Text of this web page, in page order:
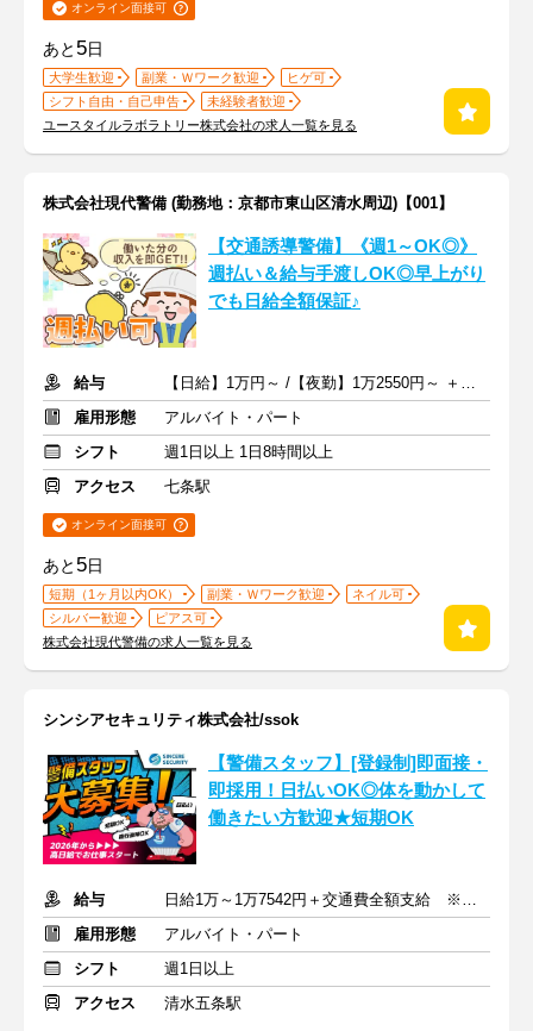
オンライン面接可
あと 5日
大学生歓迎 副業・Ｗワーク歓迎
ヒゲ可
シフト自由・自己申告
未経験者歓迎
ユースタイルラボラトリー株式会社の求人一覧を見る
株式会社現代警備 (勤務地：京都市東山区清水周辺)【001】
【交通誘導警備】《週1～OK◎》
週払い＆給与手渡しOK◎早上がり
でも日給全額保証♪
給与
【日給】1万円～ /【夜勤】1万2550円～ ＋交通費一部支給
雇用形態
アルバイト・パート
シフト
週1日以上 1日8時間以上
アクセス
七条駅
オンライン面接可
あと 5日
短期（1ヶ月以内OK） 副業・Ｗワーク歓迎
ネイル可
シルバー歓迎
ピアス可
株式会社現代警備の求人一覧を見る
シンシアセキュリティ株式会社/ssok
【警備スタッフ】[登録制]即面接・
即採用！日払いOK◎体を動かして
働きたい方歓迎★短期OK
給与
日給1万～1万7542円＋交通費全額支給 ※給与は案件により異なる
雇用形態
アルバイト・パート
シフト
週1日以上
アクセス
清水五条駅